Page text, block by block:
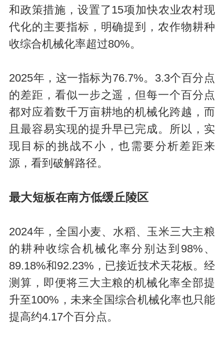
和政策措施，设置了15项加快农业农村现
代化的主要指标，明确提到，农作物耕种
收综合机械化率超过80%。
2025年，这一指标为76.7%。3.3个百分点
的差距，看似一步之遥，但每一个百分点
都对应着数千万亩耕地的机械化跨越，而
且最容易实现的提升早已完成。所以，实
现目标的挑战不小，也需要分析差距来
源，看到破解路径。
最大短板在南方低缓丘陵区
2024年，全国小麦、水稻、玉米三大主粮
的耕种收综合机械化率分别达到98%、
89.18%和92.23%，已接近技术天花板。经
测算，即便将三大主粮的机械化率全部提
升至100%，未来全国综合机械化率也只能
提高约4.17个百分点。